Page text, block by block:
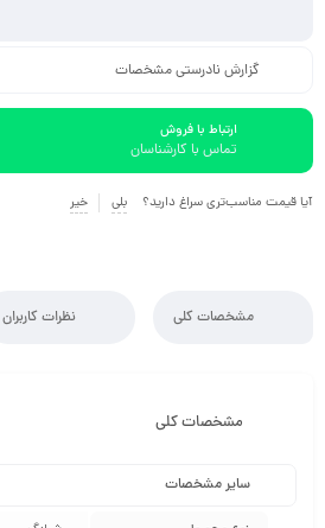
گزارش نادرستی مشخصات
ارتباط با فروش
تماس با کارشناسان
آیا قیمت مناسب‌تری سراغ دارید؟ بلی خیر
مشخصات کلی نظرات کاربران
مشخصات کلی
سایر مشخصات